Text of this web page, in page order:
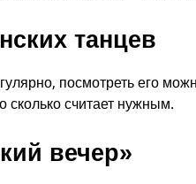
танцев
посмотреть его
сколько считает нужным.
вечер»